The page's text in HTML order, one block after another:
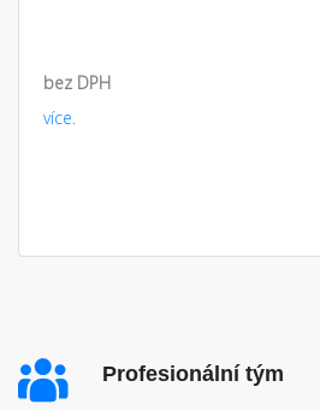
bez DPH
více.
Profesionální tým